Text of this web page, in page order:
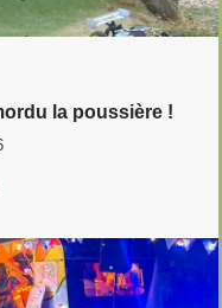
la poussière !